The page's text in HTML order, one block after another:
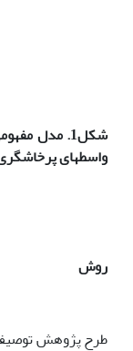
شکل1. مدل
واسطه­ای
روش
طرح پژوهش